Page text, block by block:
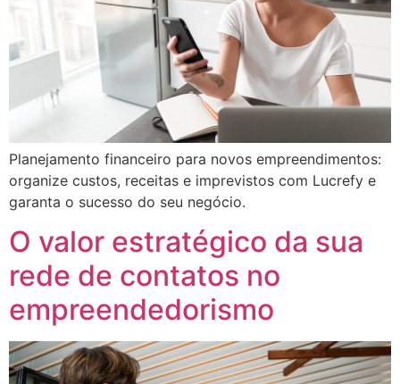
Planejamento financeiro para novos empreendimentos:
organize custos, receitas e imprevistos com Lucrefy e
garanta o sucesso do seu negócio.
O valor estratégico da sua
rede de contatos no
empreendedorismo